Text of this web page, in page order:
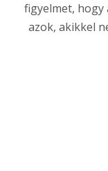
figyelmet, hogy
azok, akikkel